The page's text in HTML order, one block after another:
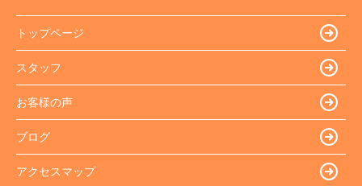
トップページ
スタッフ
お客様の声
ブログ
アクセスマップ